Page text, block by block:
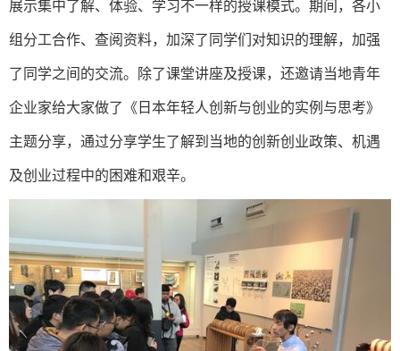
展示集中了解、体验、学习不一样的授课模式。期间，各小
组分工合作、查阅资料，加深了同学们对知识的理解，加强
了同学之间的交流。除了课堂讲座及授课，还邀请当地青年
企业家给大家做了《日本年轻人创新与创业的实例与思考》
主题分享，通过分享学生了解到当地的创新创业政策、机遇
及创业过程中的困难和艰辛。